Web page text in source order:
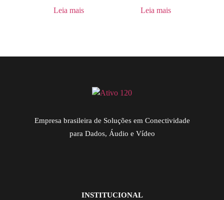
Leia mais Leia mais
Empresa brasileira de Soluções em Conectividade
para Dados, Áudio e Vídeo
INSTITUCIONAL